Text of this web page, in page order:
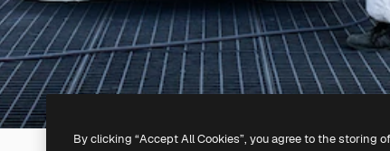
By clicking “Accept All Cookies”, you agree to the storing